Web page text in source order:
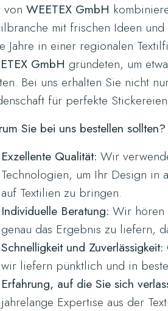
WEETEX GmbH
mit frischen Ideen
Jahre in einer regionalen
GmbH gründeten, um
Bei uns erhalten Sie nicht
für perfekte
Sie bei uns bestellen sollten?
Exzellente Qualität: Wir
Technologien, um Ihr Design in
auf Textilien zu bringen.
Individuelle Beratung: Wir hören
genau das Ergebnis zu liefern,
Schnelligkeit und Zuverlässigkeit:
wir liefern pünktlich und in
Erfahrung, auf die Sie sich
jahrelange Expertise aus der